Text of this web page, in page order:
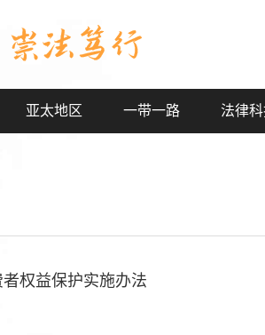
亚太地区 一带一路 法律
权益保护实施办法